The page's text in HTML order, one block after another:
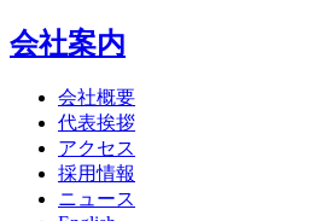
会社案内
会社概要
代表挨拶
アクセス
採用情報
ニュース